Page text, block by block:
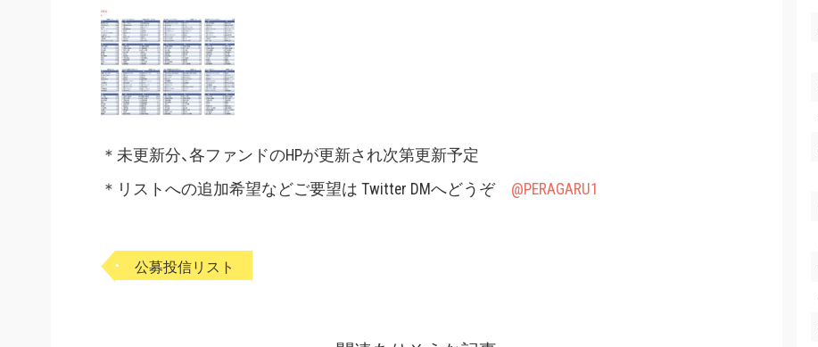
＊未更新分、各ファンドのHPが更新され次第更新予定
＊リストへの追加希望などご要望は Twitter DMへどうぞ @PERAGARU1
公募投信リスト